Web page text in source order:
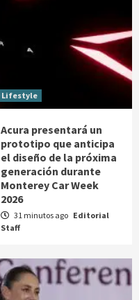
Lifestyle
Acura presentará un
prototipo que anticipa
el diseño de la próxima
generación durante
Monterey Car Week
2026
31 minutos ago Editorial
Staff